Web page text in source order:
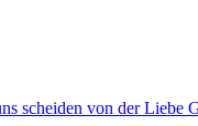
scheiden von der